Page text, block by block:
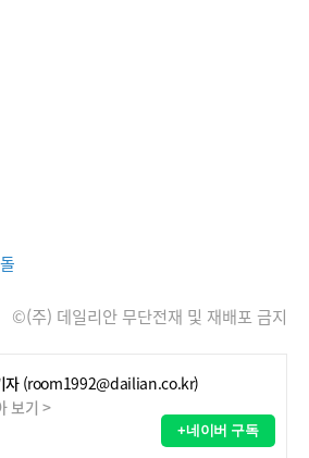
©(주) 데일리안 무단전재 및 재배포 금지
자 (room1992@dailian.co.kr)
보기 >
+네이버 구독